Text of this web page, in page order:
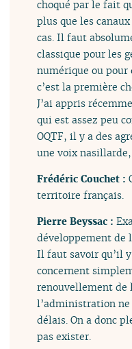
choqué par le fait
plus que les
cas. Il faut
classique pour les
numérique ou pour
c’est la première
J’ai appris
qui est assez peu
OQTF, il y a des
une voix
Frédéric Couchet :
territoire français.
Pierre Beyssac :
développement de
Il faut savoir qu’il y
concernent
renouvellement de
l’administration
délais. On a donc
pas exister.